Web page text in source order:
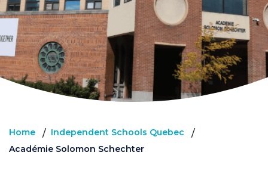
Home / Independent Schools Quebec /
Académie Solomon Schechter